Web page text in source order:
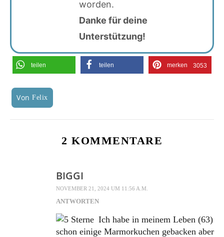
worden.
Danke für deine
Unterstützung!
teilen teilen merken 3053
Von Felix
2 KOMMENTARE
BIGGI
NOVEMBER 21, 2024 UM 11:56 A.M.
ANTWORTEN
Ich habe in meinem Leben (63)
schon einige Marmorkuchen gebacken aber